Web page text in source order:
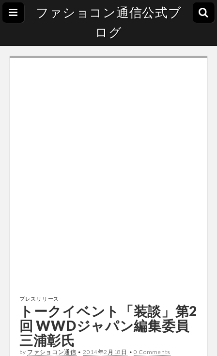
ファショコン通信公式ブ
ログ
プレスリリース
トークイベント「装談」第2
回 WWDジャパン編集委員
三浦彰氏
by ファショコン通信 • 2014年2月18日 • 0 Comments